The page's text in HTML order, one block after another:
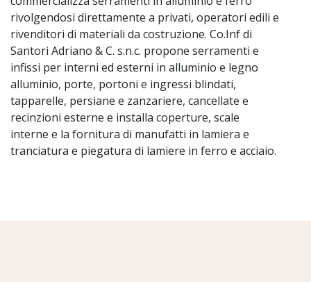
rivolgendosi direttamente a privati, operatori edili e
rivenditori di materiali da costruzione. Co.Inf di
Santori Adriano & C. s.n.c. propone serramenti e
infissi per interni ed esterni in alluminio e legno
alluminio, porte, portoni e ingressi blindati,
tapparelle, persiane e zanzariere, cancellate e
recinzioni esterne e installa coperture, scale
interne e la fornitura di manufatti in lamiera e
tranciatura e piegatura di lamiere in ferro e acciaio.